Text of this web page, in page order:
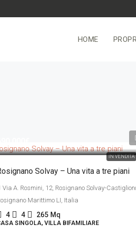
HOME
IN VENDITA
Solvay – Una vita a tre piani
Via A. Rosmini, 12, Rosignano Solvay-
Marittimo LI, Italia
4 4 265 Mq
SINGOLA, VILLA BIFAMILIARE